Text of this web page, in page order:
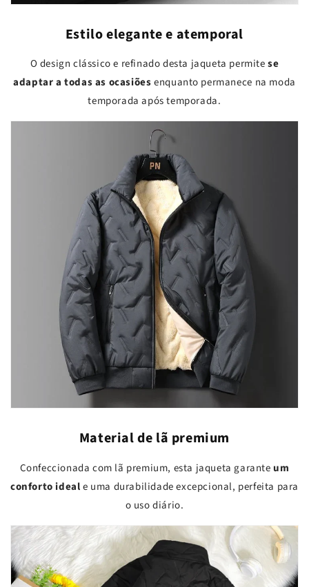
Estilo elegante e atemporal
O design clássico e refinado desta jaqueta permitese
adaptar a todas as ocasiõesenquanto permanece na moda
temporada após temporada.
Material de lã premium
Confeccionada com lã premium, esta jaqueta garante um
conforto ideale uma durabilidade excepcional, perfeita para
o uso diário.